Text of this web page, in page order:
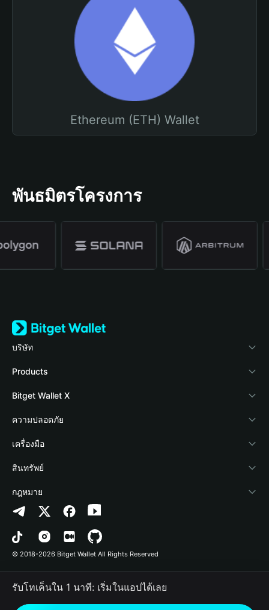
Ethereum (ETH) Wallet
พันธมิตรโครงการ
บริษัท
เกี่ยวกับ Bitget Wallet
Blog
Academy
ข่าวสารด้านคริปโต
ศูนย์ช่วยเหลือ
ติดต่อเรา
ทรัพยากรข้อมูลของแบรนด์
อาชีพ
Products
Crypto Card
Stablecoin Earn
Payfi Crypto
Crypto Swap API
Altcoin Season Index
Prediction Markets
DApp
RWA
Bitget Wallet X
นักพัฒนา
เชื่อมต่อ Wallet
Bitget Wallet Pay
ลิสต์โปรเจกต์
ความปลอดภัย
Protection Fund
เทคโนโลยีความปลอดภัย
เครื่องมือ
ซื้อคริปโต
การตรวจจับการอนุญาต
การตรวจจับสัญญา
การโอนเป็นชุด
สินทรัพย์
Arbitrum
Avalanche
Bitcoin
Polygon
กฎหมาย
นโยบายความเป็นส่วนตัว
ข้อตกลงในการใช้บริการ
© 2018-2026 Bitget Wallet All Rights Reserved
รับโทเค็นใน 1 นาที: เริ่มในแอปได้เลย